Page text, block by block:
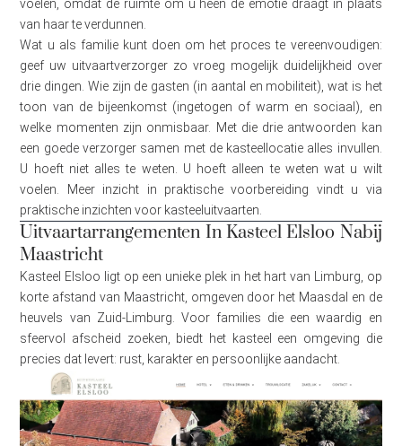
voelen, omdat de ruimte om u heen de emotie draagt in plaats
van haar te verdunnen.
Wat u als familie kunt doen om het proces te vereenvoudigen:
geef uw uitvaartverzorger zo vroeg mogelijk duidelijkheid over
drie dingen. Wie zijn de gasten (in aantal en mobiliteit), wat is het
toon van de bijeenkomst (ingetogen of warm en sociaal), en
welke momenten zijn onmisbaar. Met die drie antwoorden kan
een goede verzorger samen met de kasteellocatie alles invullen.
U hoeft niet alles te weten. U hoeft alleen te weten wat u wilt
voelen. Meer inzicht in praktische voorbereiding vindt u via
praktische inzichten voor kasteeluitvaarten.
Uitvaartarrangementen In Kasteel Elsloo Nabij
Maastricht
Kasteel Elsloo ligt op een unieke plek in het hart van Limburg, op
korte afstand van Maastricht, omgeven door het Maasdal en de
heuvels van Zuid-Limburg. Voor families die een waardig en
sfeervol afscheid zoeken, biedt het kasteel een omgeving die
precies dat levert: rust, karakter en persoonlijke aandacht.